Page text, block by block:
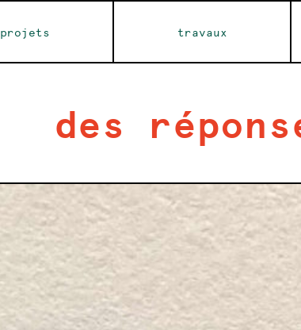
projets travaux
des